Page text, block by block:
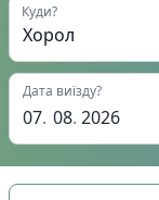
Куди?
Дата виїзду?
07. 08. 2026